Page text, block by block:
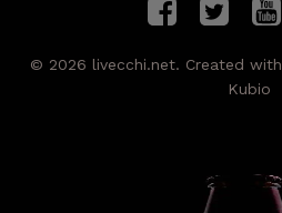
© 2026 livecchi.net. Created with
Kubio